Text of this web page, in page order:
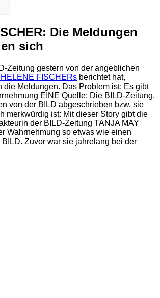
Die Meldungen
sich
Zeitung gestern von der angeblichen
FISCHERs berichtet hat,
die Meldungen. Das Problem ist: Es gibt
EINE Quelle: Die BILD-Zeitung.
von der BILD abgeschrieben bzw. sie
merkwürdig ist: Mit dieser Story gibt die
der BILD-Zeitung TANJA MAY
Wahrnehmung so etwas wie einen
BILD. Zuvor war sie jahrelang bei der